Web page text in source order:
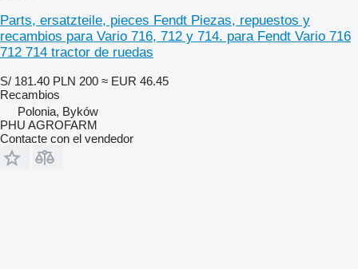
Parts, ersatzteile, pieces Fendt Piezas, repuestos y
recambios para Vario 716, 712 y 714. para Fendt Vario 716
712 714 tractor de ruedas
S/ 181.40 PLN 200 ≈ EUR 46.45
Recambios
Polonia, Byków
PHU AGROFARM
Contacte con el vendedor